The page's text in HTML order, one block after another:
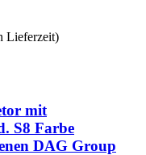
Lieferzeit)
mit
S8 Farbe
DAG Group